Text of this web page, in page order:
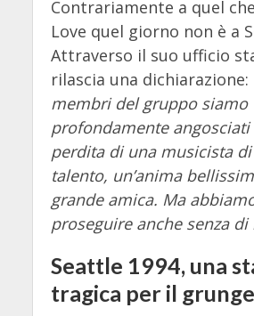
Contrariamente a quel
Love quel giorno non è a
Attraverso il suo ufficio
rilascia una dichiarazione:
membri del gruppo siamo
profondamente angosciati
perdita di una musicista
talento, un’anima
grande amica. Ma
proseguire anche senza di
Seattle 1994, una
tragica per il grunge